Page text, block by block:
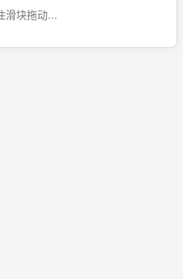
滑块拖动...